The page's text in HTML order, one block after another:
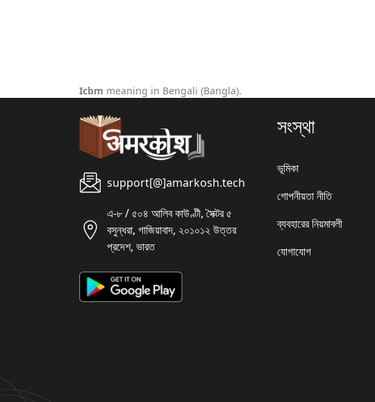
Icbm meaning in Bengali (Bangla).
support[@]amarkosh.tech
এ-৮ / ৫০৪ আলিব কাউণ্টী, সৈক্টর ৫
বসুন্ধরা, গাজিয়াবাদ, ২০১০১২ উত্তর
প্রদেশ, ভারত
সংস্থা
ভূমিকা
গোপনীয়তা নীতি
ব্যবহারের নিয়মাবলী
যোগাযোগ